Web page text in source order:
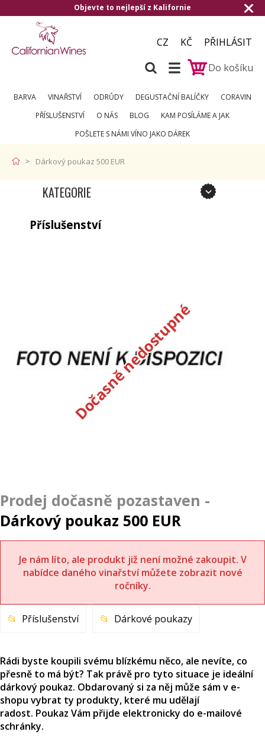
Objevte to nejlepší z Kalifornie
CZ KČ
PŘIHLÁSIT
Do košíku
BARVA VINAŘSTVÍ ODRŮDY DEGUSTAČNÍ BALÍČKY
CORAVIN
PŘÍSLUŠENSTVÍ
O NÁS BLOG
KAM POSÍLÁME A JAK
POŠLETE S NÁMI VÍNO JAKO DÁREK
Dárkový poukaz 500 EUR
KATEGORIE
Příslušenství
Dočasně nedostupné
Dárkový poukaz 500 EUR
Je nám líto, ale produkt již není možné zakoupit. V
nabídce daného vinařství můžete zobrazit nové
ročníky.
Příslušenství Dárkové poukazy
Rádi byste koupili svému blízkému něco, ale nevíte, co
přesně to má být? Tak právě pro tyto situace je ideální
dárkový poukaz. Obdarovaný si za něj může sám v e-
shopu vybrat ty produkty, které mu udělají
radost. Poukaz Vám přijde elektronicky do e-mailové
schránky.